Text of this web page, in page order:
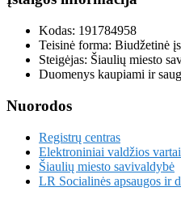
Kodas: 191784958
Teisinė forma: Biudžetinė
Steigėjas: Šiaulių miesto
Duomenys kaupiami ir
Nuorodos
Registrų centras
Elektroniniai valdžios vartai
Šiaulių miesto savivaldybė
LR Socialinės apsaugos ir